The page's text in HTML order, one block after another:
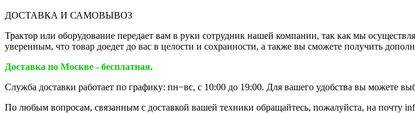
ДОСТАВКА И САМОВЫВОЗ
Трактор или оборудование передает вам в руки сотрудник нашей компании, так как мы
уверенным, что товар доедет до вас в целости и сохранности, а также вы сможете получить
Доставка по Москве - бесплатная.
Служба доставки работает по графику: пн−вс, с 10:00 до 19:00. Для вашего удобства вы можете
По любым вопросам, связанным с доставкой вашей техники обращайтесь, пожалуйста, на почту